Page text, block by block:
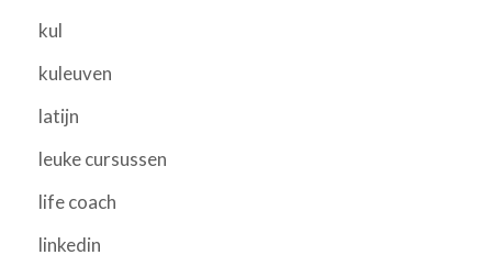
kul
kuleuven
latijn
leuke cursussen
life coach
linkedin